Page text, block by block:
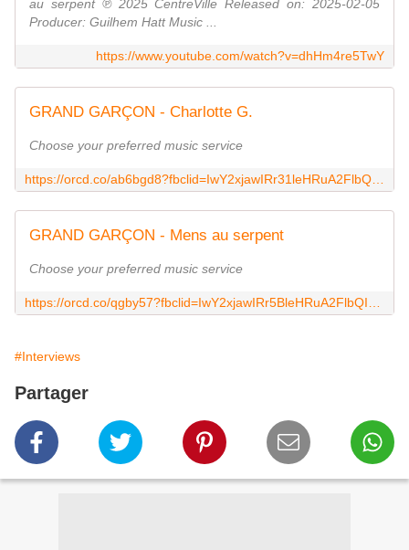
au serpent ℗ 2025 CentreVille Released on: 2025-02-05
Producer: Guilhem Hatt Music ...
https://www.youtube.com/watch?v=dhHm4re5TwY
GRAND GARÇON - Charlotte G.
Choose your preferred music service
GRAND GARÇON - Mens au serpent
Choose your preferred music service
#Interviews
Partager